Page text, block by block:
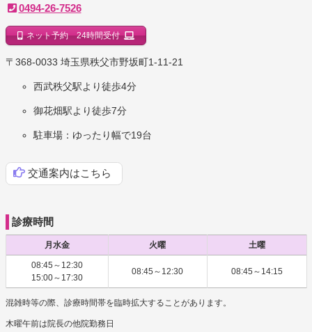
いなば眼科クリニック
｜埼玉県秩父市
0494-26-7526
ネット予約 24時間受付
〒368-0033 埼玉県秩父市野坂町1-11-21
西武秩父駅より徒歩4分
御花畑駅より徒歩7分
駐車場：ゆったり幅で19台
交通案内はこちら
診療時間
月水金 火曜 土曜
08:45～12:30
15:00～17:30
08:45～12:30 08:45～14:15
混雑時等の際、診療時間帯を臨時拡大することがあります。
木曜午前は院長の他院勤務日